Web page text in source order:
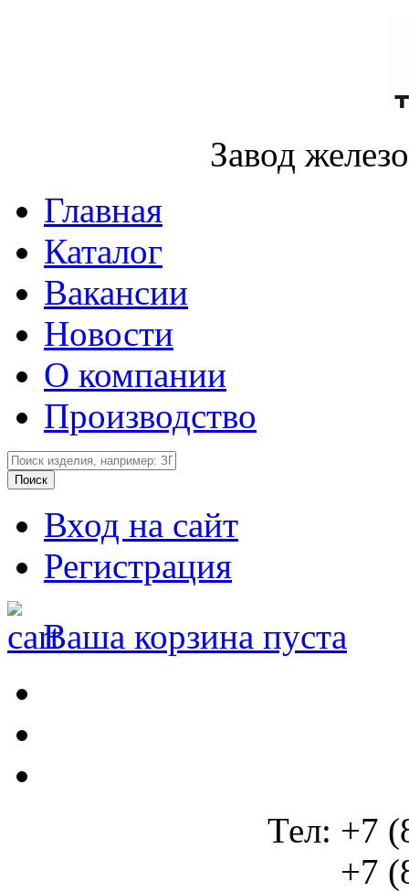
Завод
Главная
Каталог
Вакансии
Новости
О компании
Производство
Вход на сайт
Регистрация
Ваша корзина пуста
Тел: +7
+7